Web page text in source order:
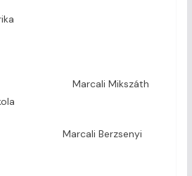
Marcali Mikszáth
Marcali Berzsenyi